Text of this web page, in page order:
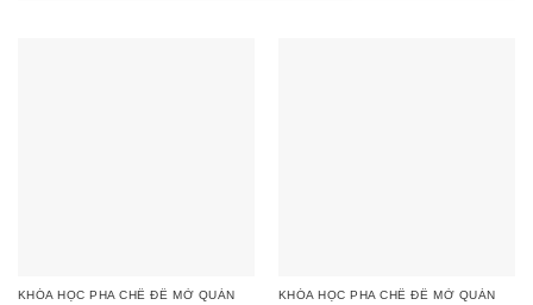
KHÓA HỌC PHA CHẾ ĐỂ MỞ QUÁN KHÓA HỌC PHA CHẾ ĐỂ MỞ QUÁN